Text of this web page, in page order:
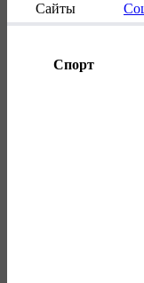
Сайты
Спорт